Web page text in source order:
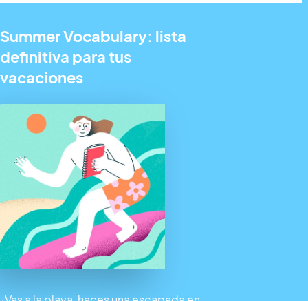
Summer Vocabulary: lista
definitiva para tus
vacaciones